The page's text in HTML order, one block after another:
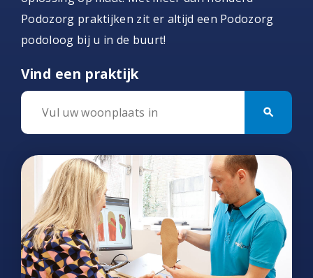
Podozorg praktijken zit er altijd een Podozorg
podoloog bij u in de buurt!
Vind een praktijk
search